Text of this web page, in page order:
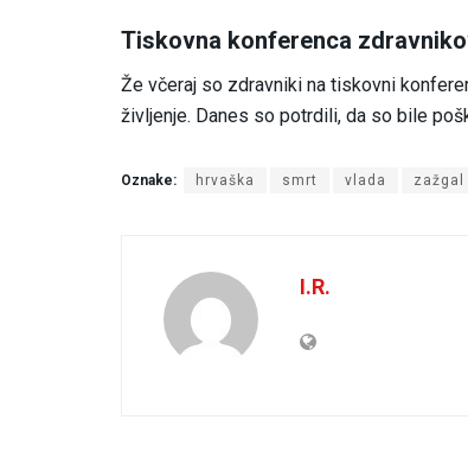
Tiskovna konferenca
Že včeraj so zdravniki na tiskovni
življenje. Danes so potrdili, da so bile
Oznake: hrvaška smrt vlada zažgal
I.R.